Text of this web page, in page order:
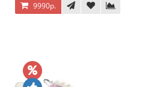
9990р.